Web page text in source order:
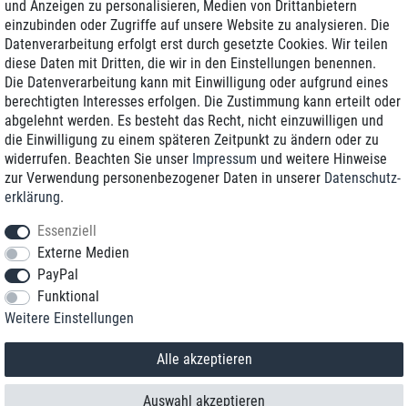
Zustellung am nächsten Werktag
Günstiger Versand
Generalüberholt mit Garantie
+49 8989 96160*
*Sie erreichen uns zum Ortstarif von Montag bis Freitag von 9 Uhr - 18 Uhr.
© 2018 TOP TEN Computervertrieb GmbH
und Anzeigen zu personalisieren, Medien von Drittanbietern
einzubinden oder Zugriffe auf unsere Website zu analysieren. Die
Datenverarbeitung erfolgt erst durch gesetzte Cookies. Wir teilen
diese Daten mit Dritten, die wir in den Einstellungen benennen.
Die Datenverarbeitung kann mit Einwilligung oder aufgrund eines
berechtigten Interesses erfolgen. Die Zustimmung kann erteilt oder
abgelehnt werden. Es besteht das Recht, nicht einzuwilligen und
die Einwilligung zu einem späteren Zeitpunkt zu ändern oder zu
widerrufen. Beachten Sie unser Impressum und weitere Hinweise
zur Verwendung personenbezogener Daten in unserer Daten­schutz­
erklärung.
Essenziell
Externe Medien
PayPal
Funktional
Weitere Einstellungen
Alle akzeptieren
Auswahl akzeptieren